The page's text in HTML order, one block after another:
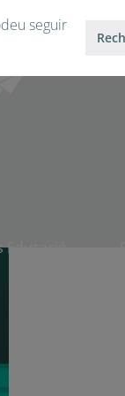
seguir